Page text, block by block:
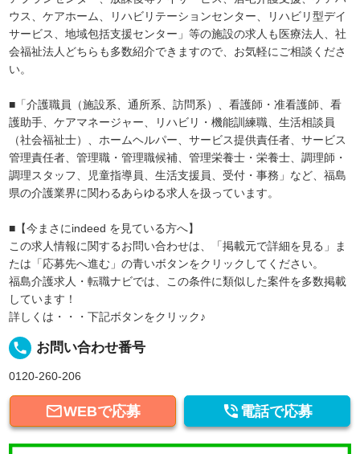
ウス、ケアホーム、リハビリテーションセンター、リハビリ型デイ
サービス、地域包括支援センター」等の施設の求人も医療法人、社
会福祉法人どちらも多数紹介できますので、お気軽にご相談くださ
い。
■「介護職員（施設系、通所系、訪問系）、看護師・准看護師、看
護助手、ケアマネージャー、リハビリ・機能訓練職、生活相談員
（社会福祉士）、ホームヘルパー、サービス提供責任者、サービス
管理責任者、管理職・管理職候補、管理栄養士・栄養士、調理師・
調理スタッフ、児童指導員、生活支援員、受付・事務」など、福島
県の介護業界に関わるあらゆる求人を扱っています。
■【今まさにindeed を見ている方へ】
この求人情報に関するお問い合わせは、「掲載元で詳細を見る」ま
たは「応募先へ進む」の青いボタンをクリックしてください。
福島介護求人・転職ナビでは、この条件に類似した案件を多数掲載
しています！
詳しくは・・・下記ボタンをクリック♪
local_phone お問い合わせ番号
0120-260-206
WEBで応募  電話で応募